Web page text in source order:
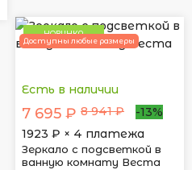
НОВИНКА
Доступны любые размеры
Есть в наличии
7 695 ₽ 8 941 ₽
-13%
1923 ₽ × 4 платежа
Зеркало с подсветкой в
ванную комнату Веста